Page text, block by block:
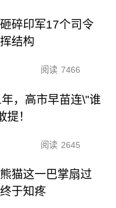
碎印军17个司令
结构
阅读 7466
，高市早苗连\"谁
提！
阅读 2645
猫这一巴掌扇过
于知疼